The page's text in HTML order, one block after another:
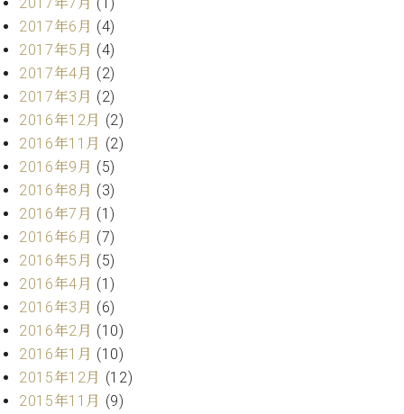
シ
ョ
ン
W.
ホ
フ
ン
ヴ
ィ
ジ
ョ
ン
C.BECHSTEIN
Digital(ベ
ヒ
シ
ュ
タ
フ
ご
挨
拶
技
者
紹
介
展示
情報
【ユ
ーロ
ピア
ノ特
選中
古】
イ
2017年6月 (4)
2017年5月 (4)
2017年4月 (2)
2017年3月 (2)
2016年12月 (2)
2016年11月 (2)
2016年9月 (5)
2016年8月 (3)
2016年7月 (1)
2016年6月 (7)
2016年5月 (5)
2016年4月 (1)
2016年3月 (6)
2016年2月 (10)
2016年1月 (10)
2015年12月 (12)
2015年11月 (9)